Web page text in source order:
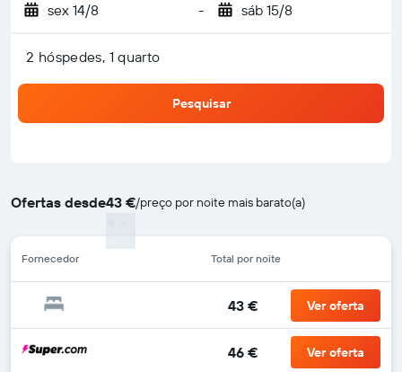
sex 14/8 - sáb 15/8
2 hóspedes, 1 quarto
Pesquisar
Ofertas desde43 €/preço por noite mais barato(a)
Fornecedor Total por noite
43 € Ver oferta
46 € Ver oferta